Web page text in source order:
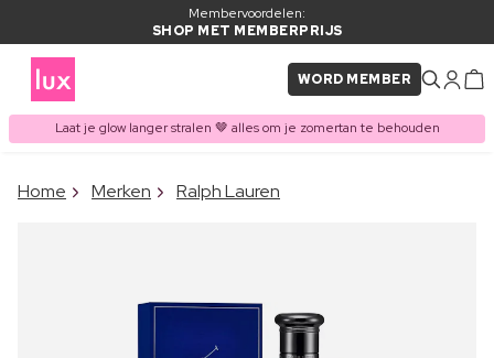
Membervoordelen:
SHOP MET MEMBERPRIJS
WORD MEMBER
Laat je glow langer stralen 🤎 alles om je zomertan te behouden
ITEM TOEGEVOEGD AAN
Vaak samen gekocht met
Home Merken Ralph Lauren